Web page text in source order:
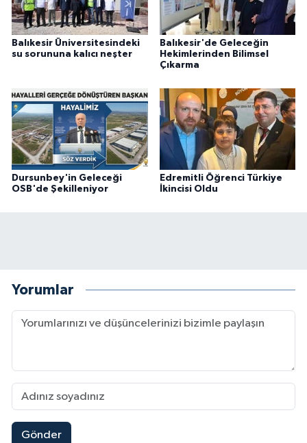
Balıkesir Üniversitesindeki
su sorununa kalıcı neşter
Balıkesir'de Geleceğin
Hekimlerinden Bilimsel
Çıkarma
Dursunbey'in Geleceği
OSB'de Şekilleniyor
Edremitli Öğrenci Türkiye
İkincisi Oldu
Yorumlar
Gönder